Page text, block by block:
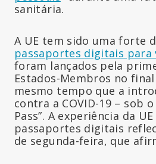
sanitária.
A UE tem sido uma forte
passaportes digitais para
foram lançados pela
Estados-Membros no final
mesmo tempo que a
contra a COVID-19 – sob
Pass”. A experiência da
passaportes digitais
de segunda-feira, que